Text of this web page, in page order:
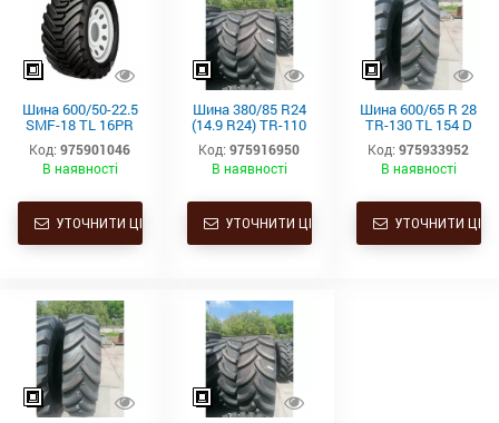
Шина 600/50-22.5
SMF-18 TL 16PR
165A8/161B
Starmaxx
Код: 975901046
В наявності
УТОЧНИТИ ЦІНУ
Шина 380/85 R24
(14.9 R24) TR-110
TL 131A8/128B
Starmaxx
Код: 975916950
В наявності
УТОЧНИТИ ЦІНУ
Шина 600/65 R 28
TR-130 TL 154 D
Starmaxx
Код: 975933952
В наявності
УТОЧНИТИ ЦІНУ